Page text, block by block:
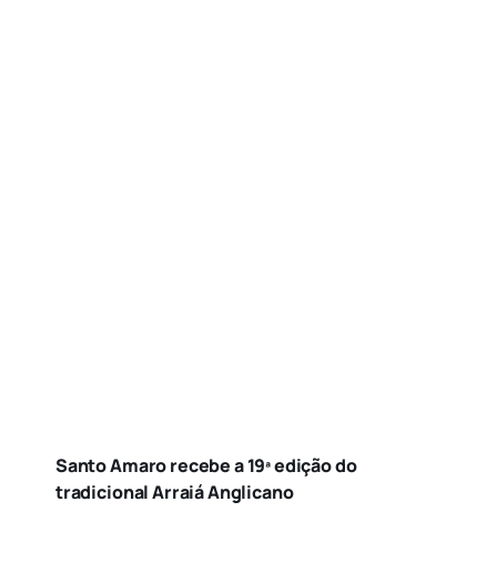
Santo Amaro recebe a 19ª edição do
tradicional Arraiá Anglicano